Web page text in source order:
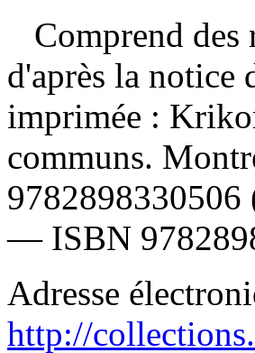
Comprend
d'après la
imprimée :
communs.
9782898330506
— ISBN
Adresse
http://